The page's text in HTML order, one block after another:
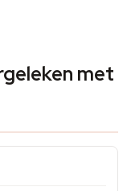
met